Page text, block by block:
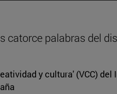
catorce palabras del
y cultura' (VCC)